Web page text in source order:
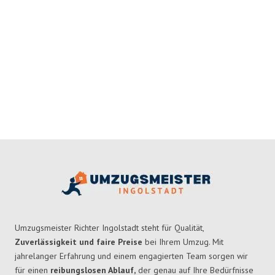
Umzugsmeister Richter Ingolstadt steht für Qualität,
Zuverlässigkeit und faire Preise bei Ihrem Umzug. Mit
jahrelanger Erfahrung und einem engagierten Team sorgen wir
für einen reibungslosen Ablauf, der genau auf Ihre Bedürfnisse